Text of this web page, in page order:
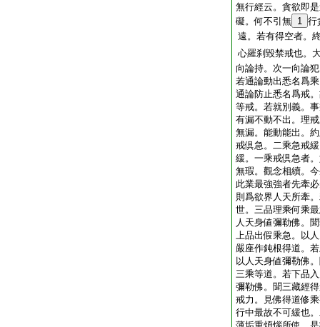
無行經云。貪欲即
礙。何不引無 1 行
遠。若有得空者。
心羅刹毀禁戒也。
向論持。次一向論
若通論動出悉名爲
通論防止悉名爲戒
等戒。若就別義。
有漏不動不出。理
無漏。能動能出。
戒倶急。二乘急戒
緩。一乘戒倶急者
無瑕。觀念相續。
此業最強強者先牽
則爲欲界人天所牽
世。三品理乘何乘
人天身値彌勒佛。
上品出假乘急。以
嚴座作鈍根得道。
以人天身値彌勒佛
三乘等道。若下品
彌勒佛。聞三藏經
戒力。見佛得道修
行中最故不可緩也